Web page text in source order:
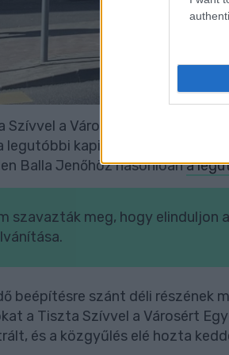
Szívvel a Városért szerint „nem
legutóbbi kapitális hibája után”.
Balla Jenőhöz hasonlóana
szavazták meg, hogy elinduljon
beépítésre szánt déli
a Tiszta Szívvel a Városért
és a közgyűlés elé hozta